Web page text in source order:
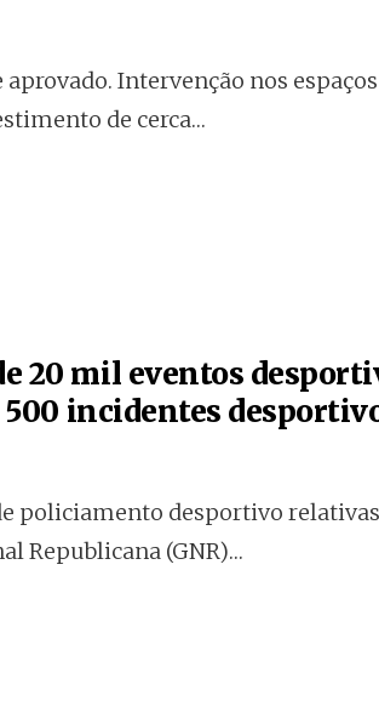
Intervenção nos
de cerca…
20 mil eventos
500 incidentes
policiamento desportivo
Republicana (GNR)…